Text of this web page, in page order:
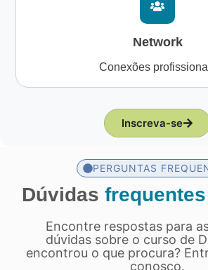
Network
Conexões
Inscreva-se
PERGUNTAS
Dúvidasfrequentes
Encontre respostas para
dúvidas sobre o curso de
encontrou o que procura?
conosco.